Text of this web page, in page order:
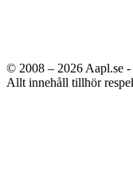
© 2008 – 2026 Aapl.se
Allt innehåll tillhör